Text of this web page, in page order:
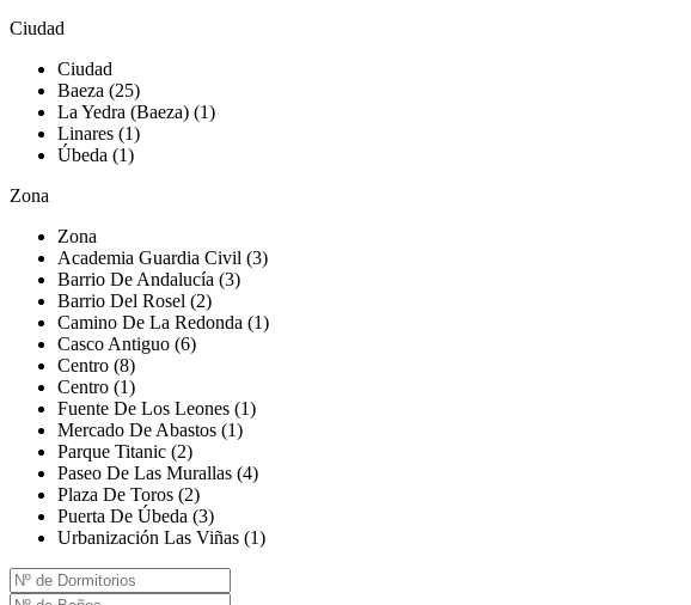
Ciudad
Ciudad
Baeza (25)
La Yedra (Baeza) (1)
Linares (1)
Úbeda (1)
Zona
Zona
Academia Guardia Civil (3)
Barrio De Andalucía (3)
Barrio Del Rosel (2)
Camino De La Redonda (1)
Casco Antiguo (6)
Centro (8)
Centro (1)
Fuente De Los Leones (1)
Mercado De Abastos (1)
Parque Titanic (2)
Paseo De Las Murallas (4)
Plaza De Toros (2)
Puerta De Úbeda (3)
Urbanización Las Viñas (1)